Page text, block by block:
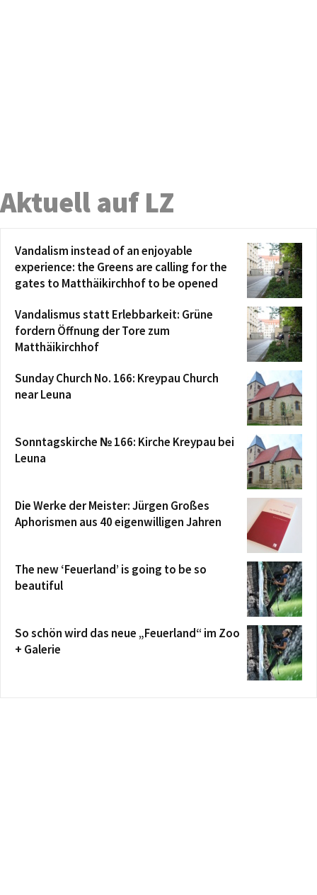
Aktuell auf LZ
Vandalism instead of an enjoyable
experience: the Greens are calling for the
gates to Matthäikirchhof to be opened
Vandalismus statt Erlebbarkeit: Grüne
fordern Öffnung der Tore zum
Matthäikirchhof
Sunday Church No. 166: Kreypau Church
near Leuna
Sonntagskirche № 166: Kirche Kreypau bei
Leuna
Die Werke der Meister: Jürgen Großes
Aphorismen aus 40 eigenwilligen Jahren
The new ‘Feuerland’ is going to be so
beautiful
So schön wird das neue „Feuerland“ im Zoo
+ Galerie